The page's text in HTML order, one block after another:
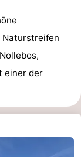
Naturstreifen
einer der